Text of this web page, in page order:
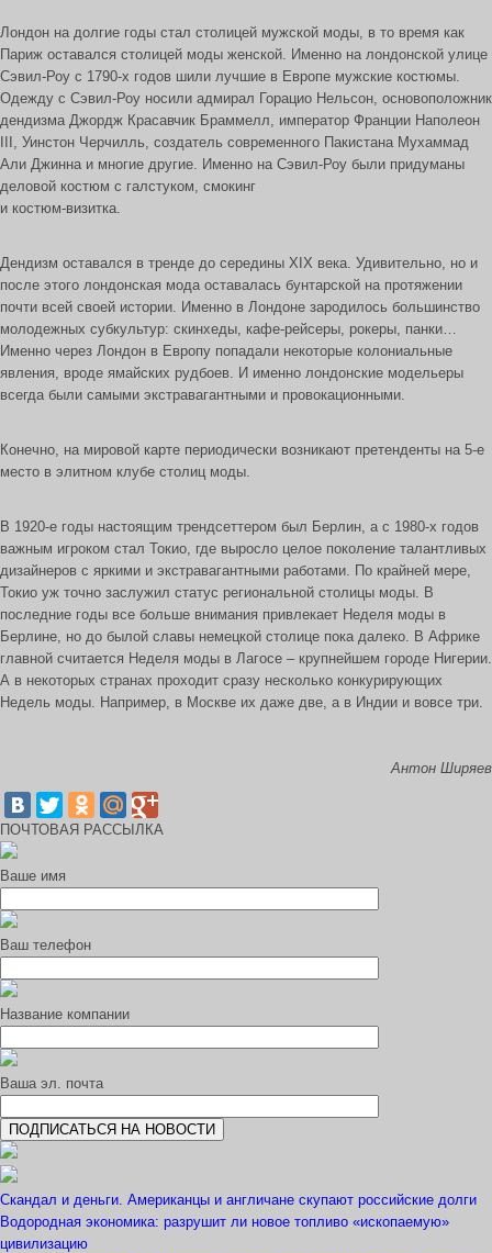
Лондон на долгие годы стал столицей мужской моды, в то время как
Париж оставался столицей моды женской. Именно на лондонской улице
Сэвил-Роу с 1790-х годов шили лучшие в Европе мужские костюмы.
Одежду с Сэвил-Роу носили адмирал Горацио Нельсон, основоположник
дендизма Джордж Красавчик Браммелл, император Франции Наполеон
III, Уинстон Черчилль, создатель современного Пакистана Мухаммад
Али Джинна и многие другие. Именно на Сэвил-Роу были придуманы
деловой костюм с галстуком, смокинг
и костюм-визитка.
Дендизм оставался в тренде до середины XIX века. Удивительно, но и
после этого лондонская мода оставалась бунтарской на протяжении
почти всей своей истории. Именно в Лондоне зародилось большинство
молодежных субкультур: скинхеды, кафе-рейсеры, рокеры, панки…
Именно через Лондон в Европу попадали некоторые колониальные
явления, вроде ямайских рудбоев. И именно лондонские модельеры
всегда были самыми экстравагантными и провокационными.
Конечно, на мировой карте периодически возникают претенденты на 5-е
место в элитном клубе столиц моды.
В 1920-е годы настоящим трендсеттером был Берлин, а с 1980-х годов
важным игроком стал Токио, где выросло целое поколение талантливых
дизайнеров с яркими и экстравагантными работами. По крайней мере,
Токио уж точно заслужил статус региональной столицы моды. В
последние годы все больше внимания привлекает Неделя моды в
Берлине, но до былой славы немецкой столице пока далеко. В Африке
главной считается Неделя моды в Лагосе – крупнейшем городе Нигерии.
А в некоторых странах проходит сразу несколько конкурирующих
Недель моды. Например, в Москве их даже две, а в Индии и вовсе три.
Антон Ширяев
ПОЧТОВАЯ РАССЫЛКА
Ваше имя
Ваш телефон
Название компании
Ваша эл. почта
Скандал и деньги. Американцы и англичане скупают российские долги
Водородная экономика: разрушит ли новое топливо «ископаемую»
цивилизацию